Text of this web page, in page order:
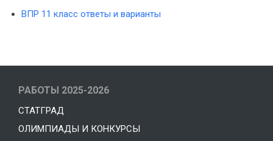
ВПР 11 класс ответы и варианты
РАБОТЫ 2025-2026
СТАТГРАД
ОЛИМПИАДЫ И КОНКУРСЫ